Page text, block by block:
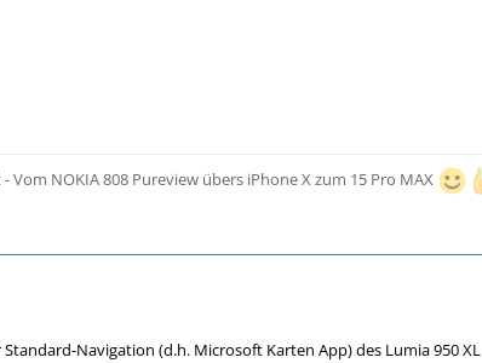
Vom NOKIA 808 Pureview übers iPhone X zum 15 Pro MAX
Navigation (d.h. Microsoft Karten App) des Lumia 950 XL